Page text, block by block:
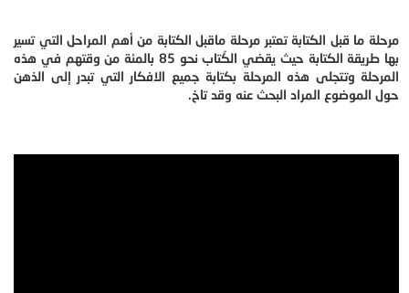
مرحلة ما قبل الكتابة تعتبر مرحلة ماقبل الكتابة من أهم المراحل التي تسير
بها طريقة الكتابة حيث يقضي الكُتاب نحو 85 بالمئة من وقتهم في هذه
المرحلة وتتجلى هذه المرحلة بكتابة جميع الافكار التي تبدر إلى الذهن
حول الموضوع المراد البحث عنه وقد تاخ.